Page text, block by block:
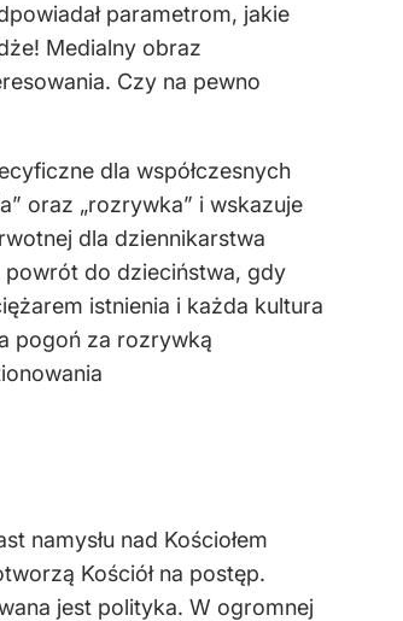
parametrom, jakie
Medialny obraz
Czy na pewno
dla współczesnych
oraz „rozrywka” i wskazuje
dla dziennikarstwa
powrót do dzieciństwa, gdy
istnienia i każda kultura
pogoń za rozrywką
namysłu nad Kościołem
Kościół na postęp.
jest polityka. W ogromnej